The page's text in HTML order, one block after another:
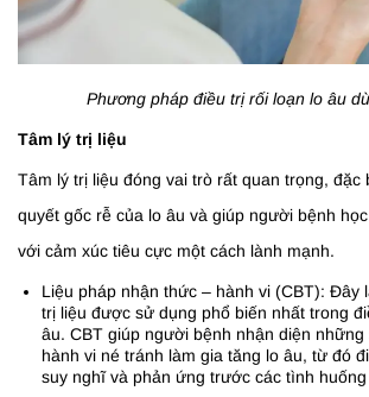
Phương pháp điều trị rối loạn lo âu
Tâm lý trị liệu
Tâm lý trị liệu đóng vai trò rất quan trọng, đặc
quyết gốc rễ của lo âu và giúp người bệnh
với cảm xúc tiêu cực một cách lành mạnh.
Liệu pháp nhận thức – hành vi (CBT): Đây
trị liệu được sử dụng phổ biến nhất trong
âu. CBT giúp người bệnh nhận diện những
hành vi né tránh làm gia tăng lo âu, từ đó
suy nghĩ và phản ứng trước các tình